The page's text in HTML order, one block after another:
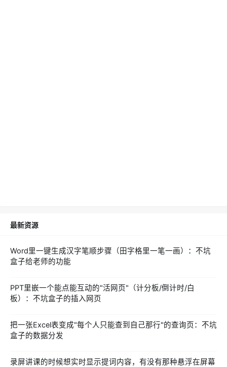
最新资源
Word里一键生成汉字笔顺步骤（田字格里一笔一画）：不坑
盒子给老师的功能
PPT里嵌一个能点能互动的"活网页"（计分板/倒计时/白
板）：不坑盒子的插入网页
把一张Excel表变成"每个人只能查到自己那行"的查询页：不坑
盒子的数据分发
录屏讲课的时候想实时显示提词内容，有没有那种悬浮在屏幕